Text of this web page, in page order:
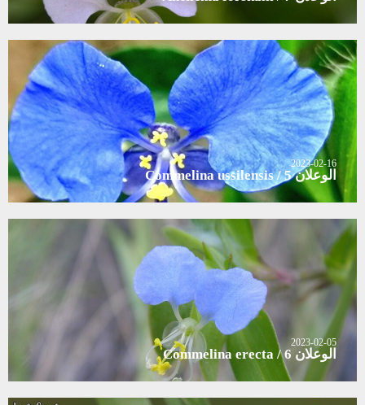
2023-02-16
الوعلان 5 / Commelina ussilensis
2023-02-05
الوعلان 6 / Commelina erecta